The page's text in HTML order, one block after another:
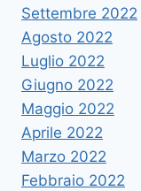
Settembre 2022
Agosto 2022
Luglio 2022
Giugno 2022
Maggio 2022
Aprile 2022
Marzo 2022
Febbraio 2022